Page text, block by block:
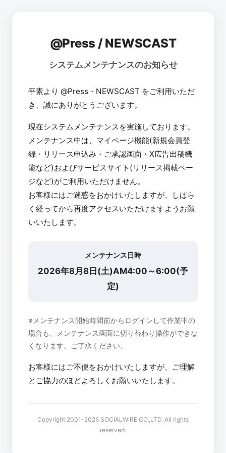
@Press / NEWSCAST
システムメンテナンスのお知らせ
平素より @Press・NEWSCAST をご利用いただ
き、誠にありがとうございます。
現在システムメンテナンスを実施しております。
メンテナンス中は、マイページ機能(新規会員登
録・リリース申込み・ご承認画面・X広告出稿機
能など)およびサービスサイト(リリース掲載ペー
ジなど)がご利用いただけません。
お客様にはご迷惑をおかけいたしますが、しばら
く経ってから再度アクセスいただけますようお願
いいたします。
メンテナンス日時
2026年8月8日(土)AM4:00～6:00(予
定)
※メンテナンス開始時間前からログインして作業中の
場合も、メンテナンス画面に切り替わり操作ができな
くなります。ご了承ください。
お客様にはご不便をおかけいたしますが、ご理解
とご協力のほどよろしくお願いいたします。
Copyright 2001-2026 SOCIALWIRE CO.,LTD. All rights
reserved.